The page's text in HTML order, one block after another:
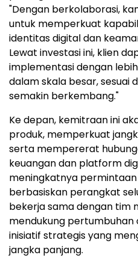
"Dengan berkolaborasi,
untuk memperkuat
identitas digital dan
Lewat investasi ini, klien
implementasi dengan
dalam skala besar, sesuai
semakin berkembang."
Ke depan, kemitraan ini
produk, memperkuat
serta mempererat
keuangan dan platform
meningkatnya
berbasiskan perangkat
bekerja sama dengan tim
mendukung pertumbuhan
inisiatif strategis yang
jangka panjang.